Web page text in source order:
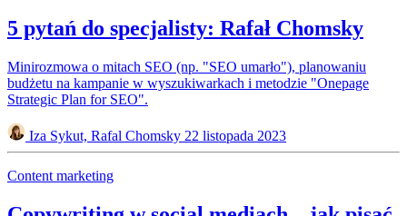
5 pytań do specjalisty: Rafał Chomsky
Minirozmowa o mitach SEO (np. "SEO umarło"), planowaniu
budżetu na kampanie w wyszukiwarkach i metodzie "Onepage
Strategic Plan for SEO".
Iza Sykut, Rafal Chomsky 22 listopada 2023
Content marketing